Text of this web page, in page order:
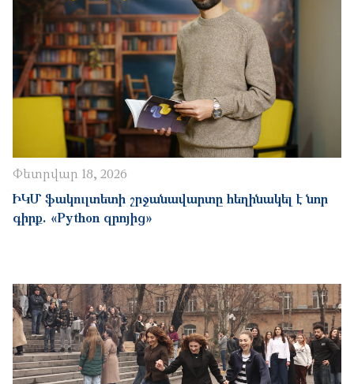
Փետրվար 18, 2026
ԻԿՄ ֆակուլտետի շրջանավարտը հեղինակել է նոր
գիրք. «Python զրոյից»